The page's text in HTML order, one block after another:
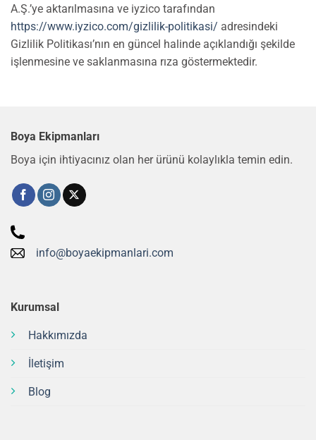
A.Ş.’ye aktarılmasına ve iyzico tarafından
https://www.iyzico.com/gizlilik-politikasi/ adresindeki
Gizlilik Politikası’nın en güncel halinde açıklandığı şekilde
işlenmesine ve saklanmasına rıza göstermektedir.
Boya Ekipmanları
Boya için ihtiyacınız olan her ürünü kolaylıkla temin edin.
info@boyaekipmanlari.com
Kurumsal
Hakkımızda
İletişim
Blog